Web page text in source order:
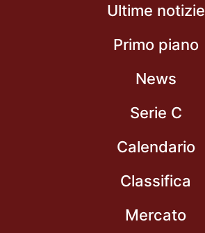
Ultime notizie
Primo piano
News
Serie C
Calendario
Classifica
Mercato